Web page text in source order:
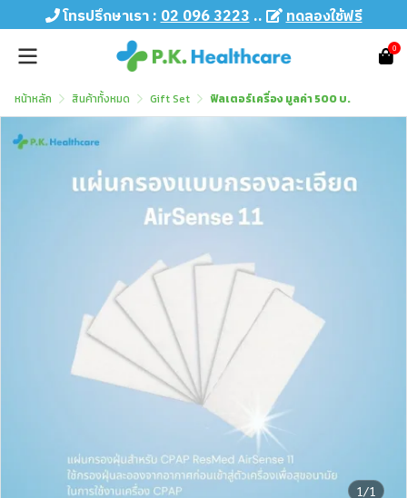
โทรปรึกษาเรา :02 096 3223.. ทดลองใช้ฟรี
0
หน้าหลัก สินค้าทั้งหมด Gift Set ฟิลเตอร์เครื่อง มูลค่า 500 บ.
1/1